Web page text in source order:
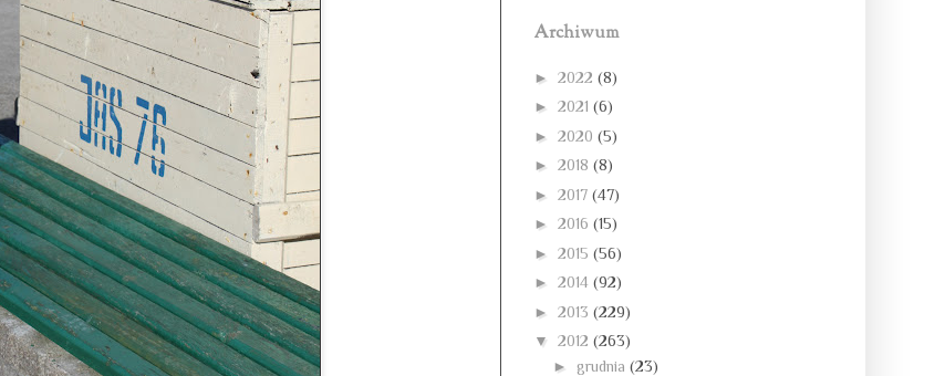
Archiwum
► 2022 (8)
► 2021 (6)
► 2020 (5)
► 2018 (8)
► 2017 (47)
► 2016 (15)
► 2015 (56)
► 2014 (92)
► 2013 (229)
▼ 2012 (263)
► grudnia (23)